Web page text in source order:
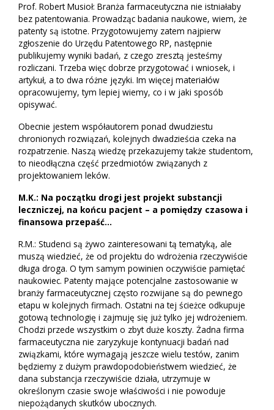
Prof. Robert Musioł: Branża farmaceutyczna nie istniałaby
bez patentowania. Prowadząc badania naukowe, wiem, że
patenty są istotne. Przygotowujemy zatem najpierw
zgłoszenie do Urzędu Patentowego RP, następnie
publikujemy wyniki badań, z czego zresztą jesteśmy
rozliczani. Trzeba więc dobrze przygotować i wniosek, i
artykuł, a to dwa różne języki. Im więcej materiałów
opracowujemy, tym lepiej wiemy, co i w jaki sposób
opisywać.
Obecnie jestem współautorem ponad dwudziestu
chronionych rozwiązań, kolejnych dwadzieścia czeka na
rozpatrzenie. Naszą wiedzę przekazujemy także studentom,
to nieodłączna część przedmiotów związanych z
projektowaniem leków.
M.K.: Na początku drogi jest projekt substancji
leczniczej, na końcu pacjent – a pomiędzy czasowa i
finansowa przepaść…
R.M.: Studenci są żywo zainteresowani tą tematyką, ale
muszą wiedzieć, że od projektu do wdrożenia rzeczywiście
długa droga. O tym samym powinien oczywiście pamiętać
naukowiec. Patenty mające potencjalne zastosowanie w
branży farmaceutycznej często rozwijane są do pewnego
etapu w kolejnych firmach. Ostatni na tej ścieżce odkupuje
gotową technologię i zajmuję się już tylko jej wdrożeniem.
Chodzi przede wszystkim o zbyt duże koszty. Żadna firma
farmaceutyczna nie zaryzykuje kontynuacji badań nad
związkami, które wymagają jeszcze wielu testów, zanim
będziemy z dużym prawdopodobieństwem wiedzieć, że
dana substancja rzeczywiście działa, utrzymuje w
określonym czasie swoje właściwości i nie powoduje
niepożądanych skutków ubocznych.